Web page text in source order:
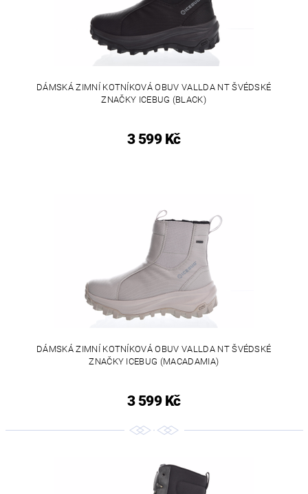
DÁMSKÁ ZIMNÍ KOTNÍKOVÁ OBUV VALLDA NT ŠVÉDSKÉ
ZNAČKY ICEBUG (BLACK)
3 599 Kč
DÁMSKÁ ZIMNÍ KOTNÍKOVÁ OBUV VALLDA NT ŠVÉDSKÉ
ZNAČKY ICEBUG (MACADAMIA)
3 599 Kč